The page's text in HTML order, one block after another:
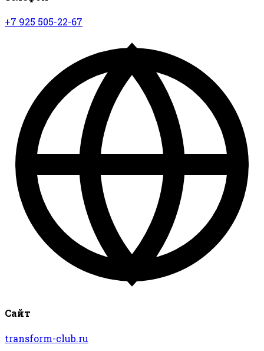
+7 925 505-22-67
Сайт
transform-club.ru